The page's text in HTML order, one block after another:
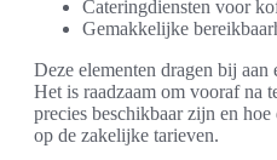
Cateringdiensten voor
Gemakkelijke
Deze elementen dragen bij aan
Het is raadzaam om vooraf na
precies beschikbaar zijn en
op de zakelijke tarieven.